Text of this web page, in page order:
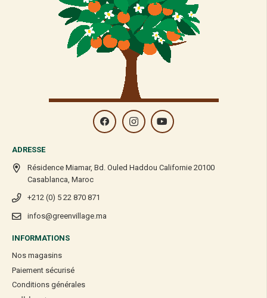
ADRESSE
Résidence Miamar, Bd. Ouled Haddou Californie 20100
Casablanca, Maroc
+212 (0) 5 22 870 871
infos@greenvillage.ma
INFORMATIONS
Nos magasins
Paiement sécurisé
Conditions générales